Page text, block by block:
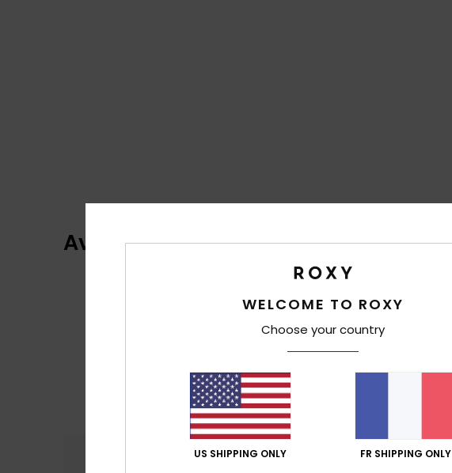
Avis clients
Confort
Rapport qualité / prix
WELCOME TO ROXY
Choose your country
US SHIPPING ONLY FR SHIPPING ONLY